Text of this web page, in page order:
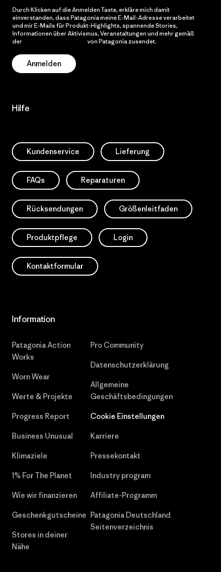
Durch Klicken auf die Anmelden Taste, erkläre mich damit
einverstanden, dass Patagonia meine E-Mail-Adresse verarbeitet
und mir E-Mails für Produkt-Highlights, spannende Stories,
Informationen über Aktivismus, Veranstaltungen und mehr gemäß
der
von Patagonia zusendet.
Anmelden
Hilfe
Kundenservice Lieferung
FAQs Reparaturen
Rücksendungen Größenleitfaden
Produktpflege Login
Kontaktformular
Information
Patagonia Action
Works
Worn Wear
Werte & Projekte
Progress Report
Business Unusual
Klimaziele
1% For The Planet
Wie wir finanzieren
Geschenkgutscheine
Stores in deiner
Nähe
Pro Community
Datenschutzerklärung
Allgemeine
Geschäftsbedingungen
Cookie Einstellungen
Karriere
Pressekontakt
Industry program
Affiliate-Programm
Patagonia Deutschland
Seitenverzeichnis